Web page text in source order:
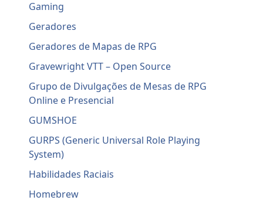
Gaming
Geradores
Geradores de Mapas de RPG
Gravewright VTT – Open Source
Grupo de Divulgações de Mesas de RPG
Online e Presencial
GUMSHOE
GURPS (Generic Universal Role Playing
System)
Habilidades Raciais
Homebrew